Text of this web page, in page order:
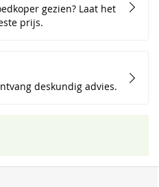
gezien? Laat het
prijs.
deskundig advies.